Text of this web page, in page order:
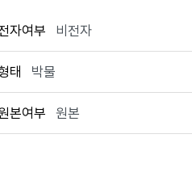
자여부 비전자
태 박물
본여부 원본